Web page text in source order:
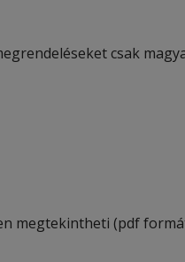
csak
megtekintheti (pdf